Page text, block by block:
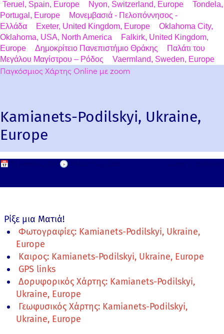
Teruel, Spain, Europe Nyon, Switzerland, Europe
Tondela,
Portugal, Europe
Μονεμβασιά - Πελοπόννησος -
Ελλάδα
Exeter, United Kingdom, Europe
Oklahoma City,
Oklahoma, USA, North America
Falkirk, United Kingdom,
Europe
Δημοκρίτειο Πανεπιστήμιο Θράκης
Παλάτι του
Μεγάλου Μαγίστρου – Ρόδος
Vaermland, Sweden, Europe
Παγκόσμιος Χάρτης Online με zoom
Kamianets-Podilskyi, Ukraine,
Europe
📅 🕟
Ρίξε μια Ματιά!
Φωτογραφίες: Kamianets-Podilskyi, Ukraine,
Europe
Καιρος: Kamianets-Podilskyi, Ukraine, Europe
GPS links
Δορυφορικός Χάρτης: Kamianets-Podilskyi,
Ukraine, Europe
Γεωφυσικός Χάρτης: Kamianets-Podilskyi,
Ukraine, Europe